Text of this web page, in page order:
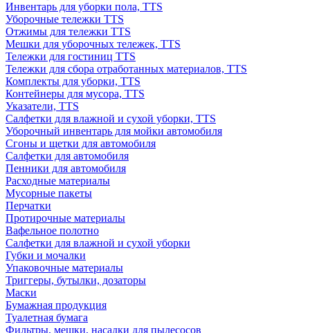
Инвентарь для уборки пола, TTS
Уборочные тележки TTS
Отжимы для тележки TTS
Мешки для уборочных тележек, TTS
Тележки для гостиниц TTS
Тележки для сбора отработанных материалов, TTS
Комплекты для уборки, TTS
Контейнеры для мусора, TTS
Указатели, TTS
Салфетки для влажной и сухой уборки, TTS
Уборочный инвентарь для мойки автомобиля
Сгоны и щетки для автомобиля
Салфетки для автомобиля
Пенники для автомобиля
Расходные материалы
Мусорные пакеты
Перчатки
Протирочные материалы
Вафельное полотно
Салфетки для влажной и сухой уборки
Губки и мочалки
Упаковочные материалы
Триггеры, бутылки, дозаторы
Маски
Бумажная продукция
Туалетная бумага
Фильтры, мешки, насадки для пылесосов